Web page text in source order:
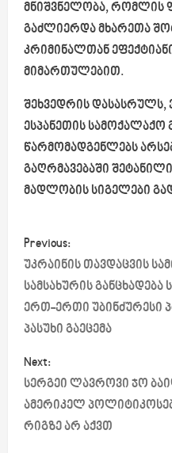
მნიშვნელობა, რომლის
გაძლიერდა მხარეთა
კრიმინალთან
მიმართულებით.
შეხვედრის დასასრულს,
ესპანეთის სამოქალაქო
წარმომადგენლებს
გაღრმავებაში
მადლობის სიგელები
P
o
s
t
n
a
v
Previous:
უკრაინის თავდაცვის
სამსახურის
ერთ-ერთი უბინძურესი
პასუხი გაეცემა
Next:
სერგეი ლავროვი ჯო
ამერიკელ
რიგზე არ აქვთ